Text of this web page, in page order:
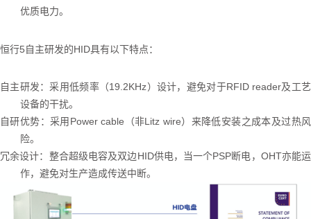
优质电力。
恒行5自主研发的HID具有以下特点：
自主研发：采用低频率（19.2KHz）设计，避免对于RFID reader及工艺
设备的干扰。
自研优势：采用 Power cable（非Litz wire）来降低安装之成本及过热风
险。
冗余设计：整合超级电容及双边HID供电，当一个PSP断电， OHT亦能运
作，避免对生产造成传送中断。